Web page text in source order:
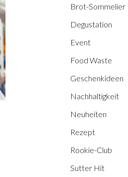
Brot-Sommelier
Degustation
Event
Food Waste
Geschenkideen
Nachhaltigkeit
Neuheiten
Rezept
Rookie-Club
Sutter Hit